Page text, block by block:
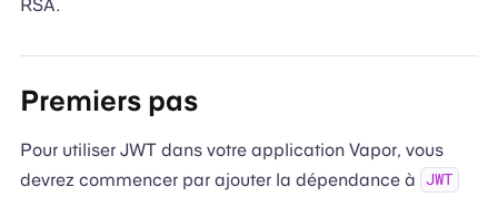
RSA.
Premiers pas
Pour utiliser JWT dans votre application Vapor, vous
devrez commencer par ajouter la dépendance à JWT